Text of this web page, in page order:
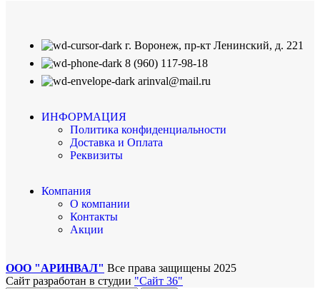
г. Воронеж, пр-кт Ленинский, д. 221
8 (960) 117-98-18
arinval@mail.ru
ИНФОРМАЦИЯ
Политика конфиденциальности
Доставка и Оплата
Реквизиты
Компания
О компании
Контакты
Акции
ООО "АРИНВАЛ" Все права защищены 2025
Сайт разработан в студии "Сайт 36"